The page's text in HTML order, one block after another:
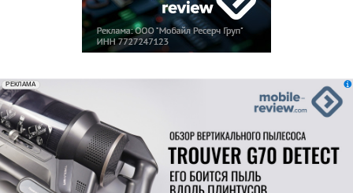
erid: 2VfnxxmNzs5
РЕКЛАМА